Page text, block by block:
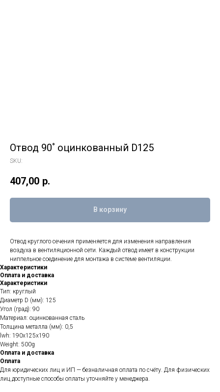
Отвод 90˚ оцинкованный D125
SKU:
407,00 р.
В корзину
Отвод круглого сечения применяется для изменения направления
воздуха в вентиляционной сети. Каждый отвод имеет в конструкции
ниппельное соединение для монтажа в системе вентиляции.
Характеристики
Оплата и доставка
Характеристики
Тип: круглый
Диаметр D (мм): 125
Угол (град): 90
Материал: оцинкованная сталь
Толщина металла (мм): 0,5
lwh: 190x125x190
Weight: 500g
Оплата и доставка
Оплата
Для юридических лиц и ИП — безналичная оплата по счёту. Для физических
лиц доступные способы оплаты уточняйте у менеджера.